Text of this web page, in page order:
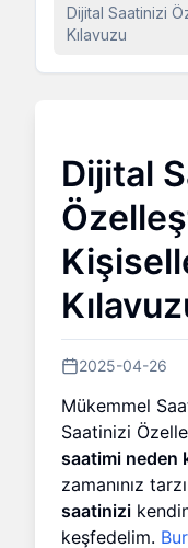
Dijital Saatinizi
Kılavuzu
Dijital
2025-04-26
Mükemmel
Saatinizi
saatimi neden
zamanınız
saatinizi
keşfedelim.